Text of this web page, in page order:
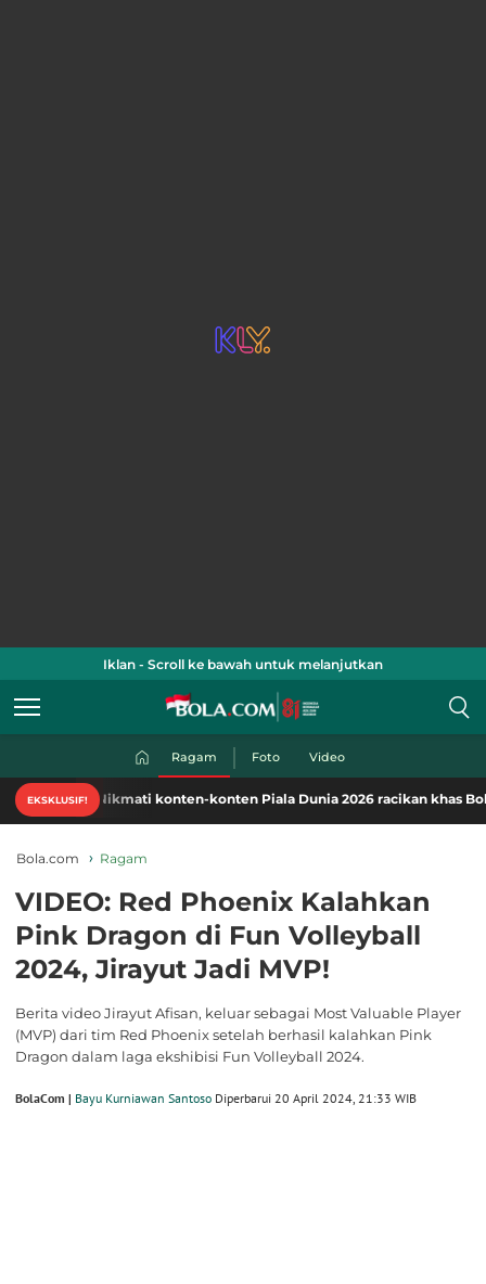
Iklan - Scroll ke bawah untuk melanjutkan
Ragam Foto Video
EKSKLUSIF!Nikmati konten-konten Piala Dunia 2026 racikan khas
Bola.com Ragam
VIDEO: Red Phoenix Kalahkan
Pink Dragon di Fun Volleyball
2024, Jirayut Jadi MVP!
Berita video Jirayut Afisan, keluar sebagai Most Valuable Player
(MVP) dari tim Red Phoenix setelah berhasil kalahkan Pink
Dragon dalam laga ekshibisi Fun Volleyball 2024.
BolaCom | Bayu Kurniawan Santoso Diperbarui 20 April 2024, 21:33 WIB